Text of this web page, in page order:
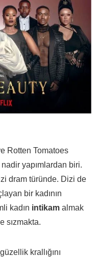
Rotten Tomatoes
yapımlardan biri.
dram türünde. Dizi de
bir kadının
kadın intikam almak
sızmakta.
krallığını